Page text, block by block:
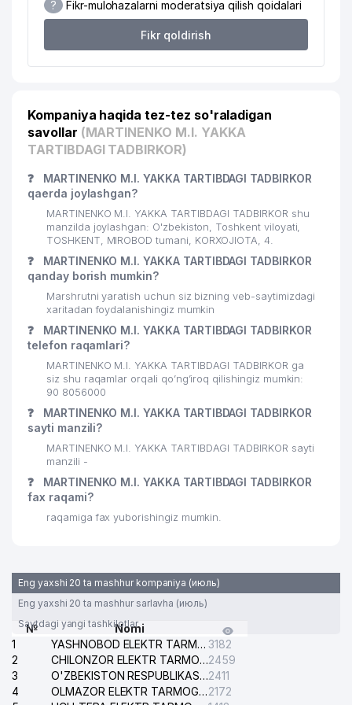
22 DORI-DARMON HCP MChJ 396 м
23
BILIM POEZDI NODAVLAT TA'LIM
MUASSASASI
25
DORI VOSITALARINI
STANDARTLASH ILMIY MARKAZI
MChJ
26 ANALYTIC PLUS MChJ 422 м
TOSHKENT FARMATSEVTIKA
MIRABAD TUMANI MADANIYAT
BO'LIMI
30 BAHTSIZ HODISALAR BYUROSI 462 м
VAZIRLAR MAHKAMASI HUZURIDAGI
RESPUBLIKA YO'L JAMGARMASI
468 м
32 INDIGOS MAX MChJ 469 м
33 KONSERVIS MChJ 471 м
34 FORTUNA-SAVDO MChJ 472 м
35
O'ZBEKISTON DAVLAT SA'NAT
MUZEYI
37 O'ZDONMAHSULOT AJ
38
MIROBOD TUMANI 8-chi NOTARIAL
IDORASI
GLOBAL-GAS MChJ
EUROASIA LOGISTIC ROAD MChJ
? Fikr-mulohazalarni moderatsiya qilish qoidalari
Fikr qoldirish
Kompaniya haqida tez-tez so'raladigan
savollar (MARTINENKO M.I. YAKKA
TARTIBDAGI TADBIRKOR)
❓
MARTINENKO M.I. YAKKA TARTIBDAGI TADBIRKOR
qaerda joylashgan?
MARTINENKO M.I. YAKKA TARTIBDAGI TADBIRKOR shu
manzilda joylashgan: O'zbekiston, Toshkent viloyati,
TOSHKENT, MIROBOD tumani, KORXOJIOTA, 4.
❓
MARTINENKO M.I. YAKKA TARTIBDAGI TADBIRKOR
qanday borish mumkin?
Marshrutni yaratish uchun siz bizning veb-saytimizdagi
xaritadan foydalanishingiz mumkin
❓
MARTINENKO M.I. YAKKA TARTIBDAGI TADBIRKOR
telefon raqamlari?
MARTINENKO M.I. YAKKA TARTIBDAGI TADBIRKOR ga
siz shu raqamlar orqali qo’ng’iroq qilishingiz mumkin:
90 8056000
❓
MARTINENKO M.I. YAKKA TARTIBDAGI TADBIRKOR
sayti manzili?
MARTINENKO M.I. YAKKA TARTIBDAGI TADBIRKOR sayti
manzili -
❓
MARTINENKO M.I. YAKKA TARTIBDAGI TADBIRKOR
fax raqami?
raqamiga fax yuborishingiz mumkin.
Eng yaxshi 20 ta mashhur kompaniya (июль)
Eng yaxshi 20 ta mashhur sarlavha (июль)
Saytdagi yangi tashkilotlar
№
Nomi
1
YASHNOBOD ELEKTR TARMOG'I NOSOZLIKLARI XIZMATI 3182
2
CHILONZOR ELEKTR TARMOG'I NOSOZLIK XIZMATI2459
3
O'ZBEKISTON RESPUBLIKASI BOSH PROKURATURASI ISHONCH TELEFONI2411
4
OLMAZOR ELEKTR TARMOG'I NOSOZLIKLARI XIZMATI2172